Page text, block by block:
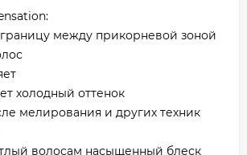
между прикорневой зоной
холодный оттенок
мелирования и других техник
волосам насыщенный блеск